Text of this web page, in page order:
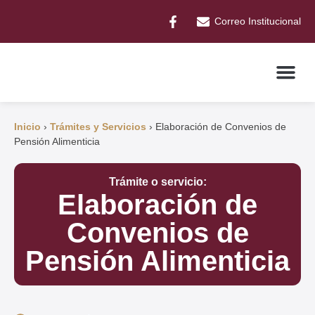
Correo Institucional
Inicio › Trámites y Servicios › Elaboración de Convenios de
Pensión Alimenticia
Trámite o servicio:
Elaboración de
Convenios de
Pensión Alimenticia